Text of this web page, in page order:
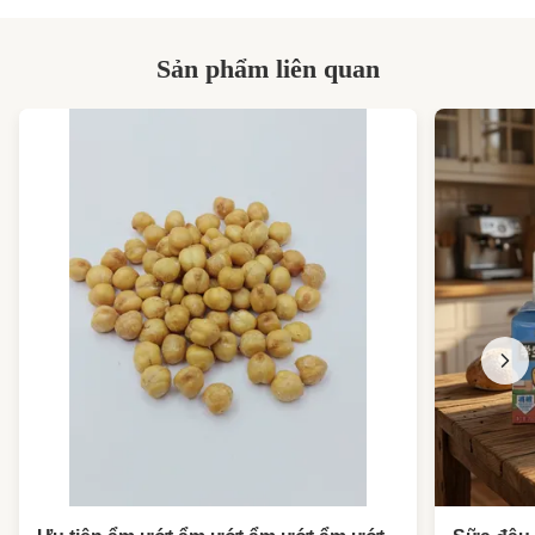
Sản phẩm liên quan